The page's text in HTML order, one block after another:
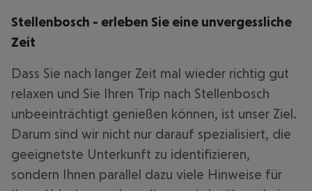
Stellenbosch - erleben Sie eine unvergessliche
Zeit
Dass Sie nach langer Zeit mal wieder richtig gut
relaxen und Sie Ihren Trip nach Stellenbosch
unbeeinträchtigt genießen können, ist unser Ziel.
Darum sind wir nicht nur darauf spezialisiert, die
geeignetste Unterkunft zu identifizieren,
sondern Ihnen parallel dazu viele Hinweise für